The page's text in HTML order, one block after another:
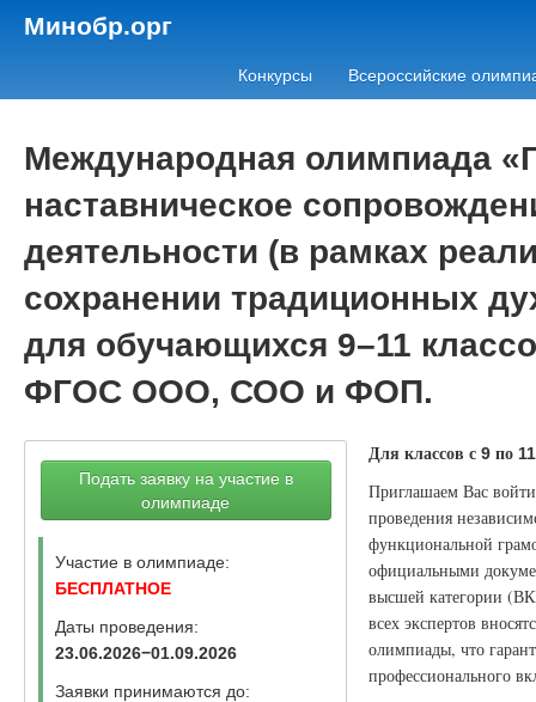
Минобр.орг
Конкурсы Всероссийские
Международная олимпиада
наставническое
деятельности (в рамках
сохранении традиционных
для обучающихся 9–11
ФГОС ООО, СОО и ФОП.
Подать заявку на участие в
олимпиаде
Участие в олимпиаде:
БЕСПЛАТНОЕ
Даты проведения:
23.06.2026−01.09.2026
Заявки принимаются до:
Для классов с 9по 11
Приглашаем Вас
проведения
функциональной
официальными
высшей категории
всех экспертов
олимпиады, что
профессионального